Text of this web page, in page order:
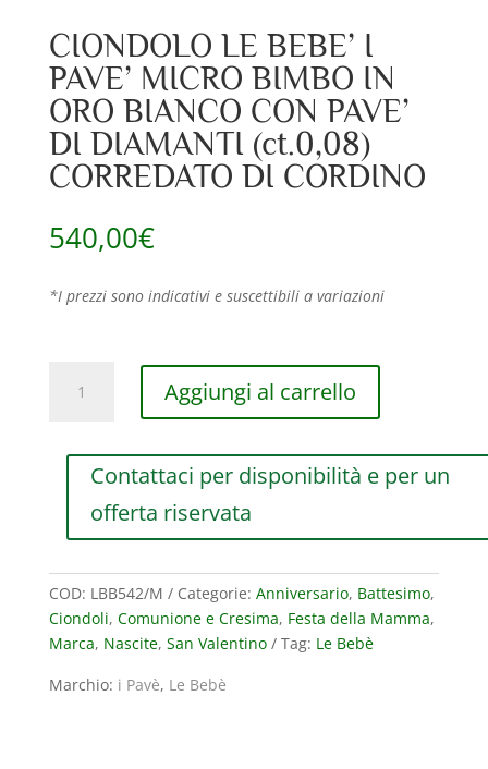
CIONDOLO LE BEBE’ I
PAVE’ MICRO BIMBO IN
ORO BIANCO CON PAVE’
DI DIAMANTI (ct.0,08)
CORREDATO DI CORDINO
540,00€
*I prezzi sono indicativi e suscettibili a variazioni
BIMBO
ORO
BIANCO
CON
PAVE’
Aggiungi al carrello
Contattaci per disponibilità e per un
offerta riservata
COD: LBB542/M Categorie: Anniversario, Battesimo,
Ciondoli, Comunione e Cresima, Festa della Mamma,
Marca, Nascite, San Valentino Tag: Le Bebè
Marchio: i Pavè, Le Bebè